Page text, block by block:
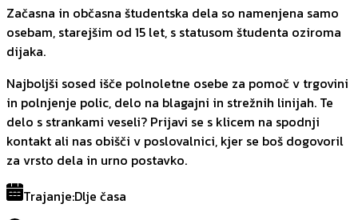
Začasna in občasna študentska dela so namenjena samo
osebam, starejšim od 15 let, s statusom študenta oziroma
dijaka.
Najboljši sosed išče polnoletne osebe za pomoč v trgovini
in polnjenje polic, delo na blagajni in strežnih linijah. Te
delo s strankami veseli? Prijavi se s klicem na spodnji
kontakt ali nas obišči v poslovalnici, kjer se boš dogovoril
za vrsto dela in urno postavko.
Trajanje:Dlje časa